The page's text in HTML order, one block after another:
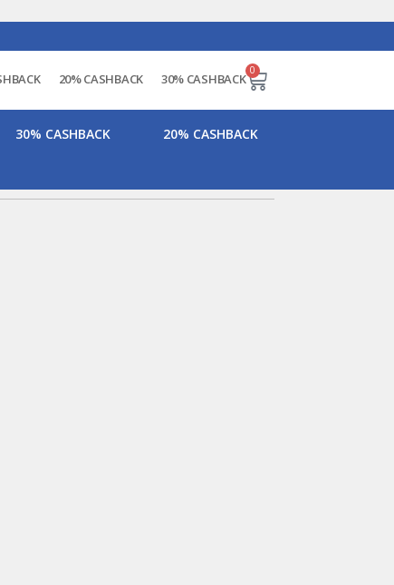
20% CASHBACK 30% CASHBACK
0
30% CASHBACK
20% CASHBACK